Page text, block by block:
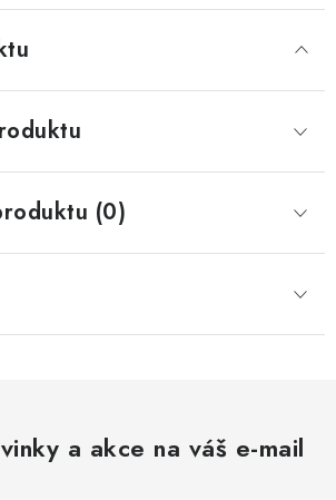
(0)
a akce na váš e-mail